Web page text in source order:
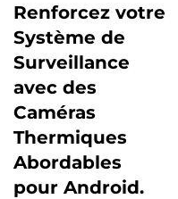
Renforcez votre
Système de
Surveillance
avec des
Caméras
Thermiques
Abordables
pour Android.